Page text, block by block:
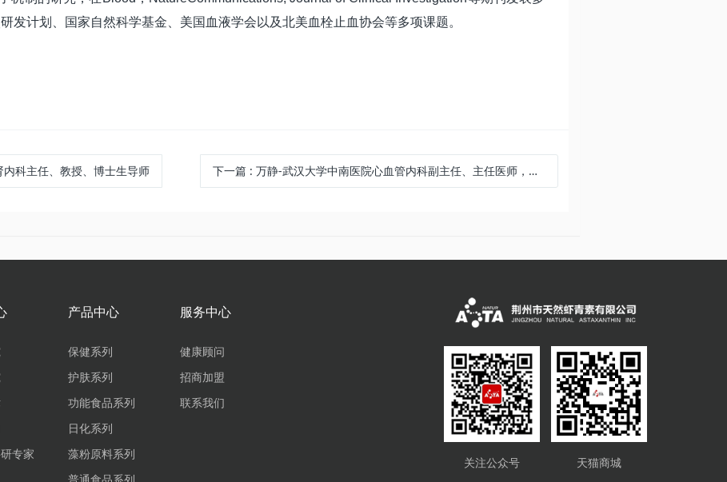
发计划、国家自然科学基金、美国血液学会以及北美血栓止血协会等多项课题。
科主任、教授、博士生导师 下一篇 : 万静-武汉大学中南医院心血管内科副主任、主任医师，博士生导师
专家
产品中心
保健系列
护肤系列
功能食品系列
日化系列
藻粉原料系列
普通食品系列
服务中心
健康顾问
招商加盟
联系我们
关注公众号 天猫商城